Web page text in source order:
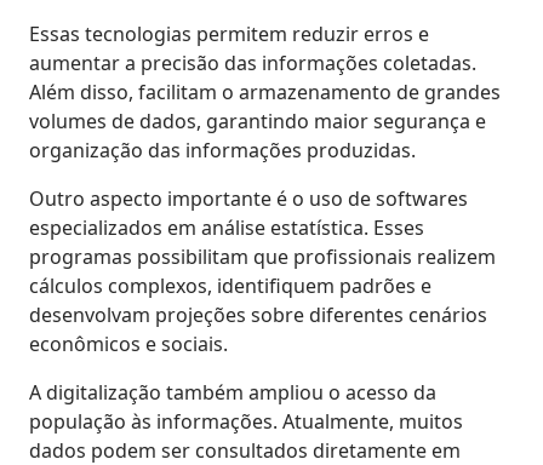
Essas tecnologias permitem reduzir erros e
aumentar a precisão das informações coletadas.
Além disso, facilitam o armazenamento de grandes
volumes de dados, garantindo maior segurança e
organização das informações produzidas.
Outro aspecto importante é o uso de softwares
especializados em análise estatística. Esses
programas possibilitam que profissionais realizem
cálculos complexos, identifiquem padrões e
desenvolvam projeções sobre diferentes cenários
econômicos e sociais.
A digitalização também ampliou o acesso da
população às informações. Atualmente, muitos
dados podem ser consultados diretamente em